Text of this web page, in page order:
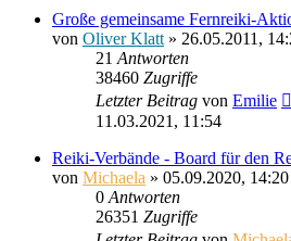
Große gemeinsame Fernreiki-
von Oliver Klatt » 26.05.2011,
21 Antworten
38460 Zugriffe
Letzter Beitrag von Emilie
11.03.2021, 11:54
Reiki-Verbände - Board für den
von Michaela » 05.09.2020, 14:20
0 Antworten
26351 Zugriffe